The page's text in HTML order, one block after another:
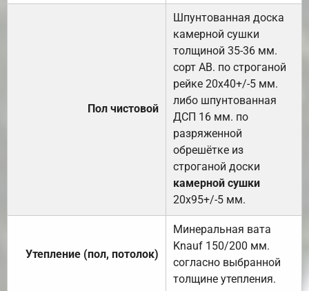
Пол чистовой
Шпунтованная доска
камерной сушки
толщиной 35-36 мм.
сорт АВ. по строганой
рейке 20х40+/-5 мм.
либо шпунтованная
ДСП 16 мм. по
разряженной
обрешётке из
строганой доски
камерной сушки
20х95+/-5 мм.
Утепление (пол, потолок)
Минеральная вата
Knauf 150/200 мм.
согласно выбранной
толщине утепления.